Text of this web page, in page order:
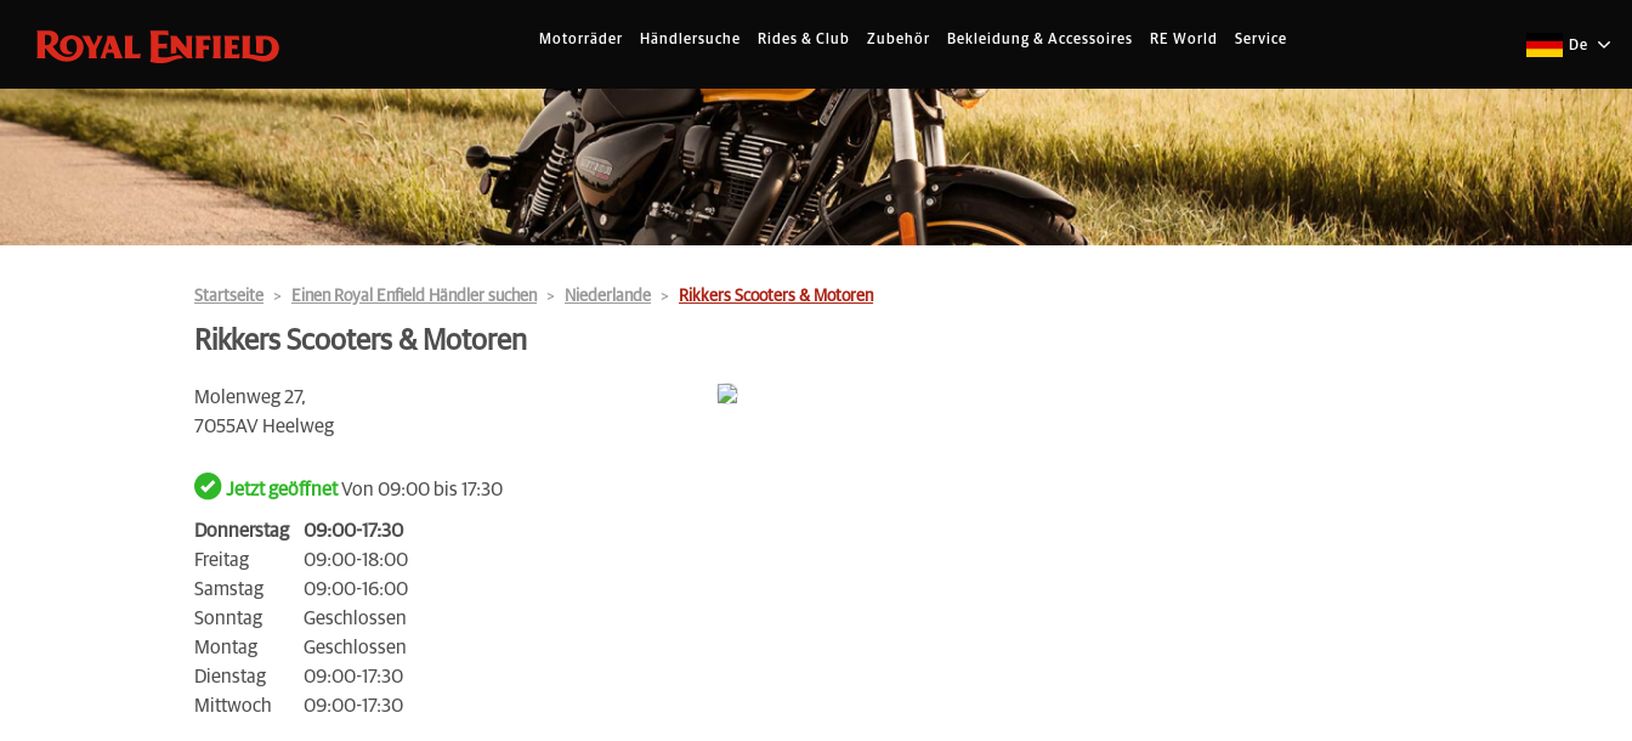
Motorräder Händlersuche Rides & Club Zubehör Bekleidung & Accessoires RE World Service De
Startseite Einen Royal Enfield Händler suchen Niederlande Rikkers Scooters & Motoren
Rikkers Scooters & Motoren
Molenweg 27,
7055AV Heelweg
Jetzt geöffnetVon 09:00 bis 17:30
Donnerstag
09:00-17:30
Freitag
09:00-18:00
Samstag
09:00-16:00
Sonntag
Geschlossen
Montag
Geschlossen
Dienstag
09:00-17:30
Mittwoch
09:00-17:30